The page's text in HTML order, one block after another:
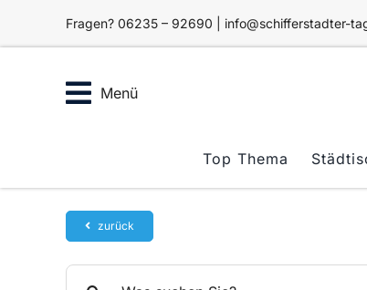
Fragen? 06235 – 92690 | info@schifferstadter-
Menü
Top Thema
zurück